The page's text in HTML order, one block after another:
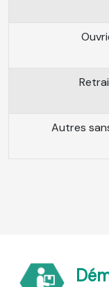
Autres